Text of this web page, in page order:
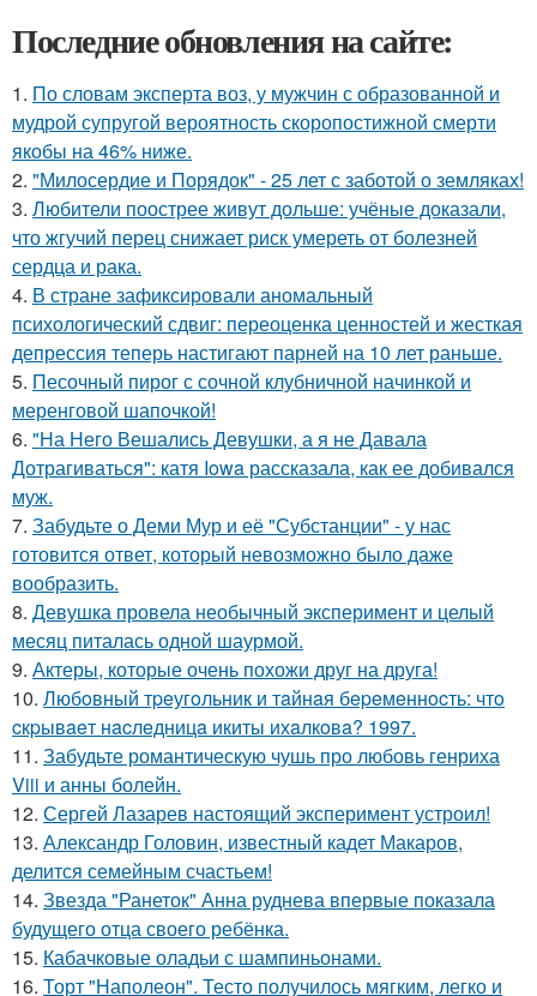
Последние обновления на сайте:
1. По словам эксперта воз, у мужчин с образованной и
мудрой супругой вероятность скоропостижной смерти
якобы на 46% ниже.
2. "Милосердие и Порядок" - 25 лет с заботой о земляках!
3. Любители поострее живут дольше: учёные доказали,
что жгучий перец снижает риск умереть от болезней
сердца и рака.
4. В стране зафиксировали аномальный
психологический сдвиг: переоценка ценностей и жесткая
депрессия теперь настигают парней на 10 лет раньше.
5. Песочный пирог с сочной клубничной начинкой и
меренговой шапочкой!
6. "На Него Вешались Девушки, а я не Давала
Дотрагиваться": катя Iowa рассказала, как ее добивался
муж.
7. Забудьте о Деми Мур и её "Субстанции" - у нас
готовится ответ, который невозможно было даже
вообразить.
8. Девушка провела необычный эксперимент и целый
месяц питалась одной шаурмой.
9. Актеры, которые очень похожи друг на друга!
10. Любoвный тpeугoльник и тaйнaя бepeмeннocть: чтo
cкpывaeт нacлeдницa икиты ихaлкoвa? 1997.
11. Забудьте романтическую чушь про любовь генриха
Viii и анны болейн.
12. Сергей Лазарев настоящий эксперимент устроил!
13. Александр Головин, известный кадет Макаров,
делится семейным счастьем!
14. Звезда "Ранеток" Анна руднева впервые показала
будущего отца своего ребёнка.
15. Кабачковые оладьи с шампиньонами.
16. Торт "Наполеон". Тесто получилось мягким, легко и